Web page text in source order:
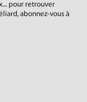
pour retrouver
abonnez-vous à
de Montbéliard
de Montbéliard
de Montbéliard
Instagram, Pays de